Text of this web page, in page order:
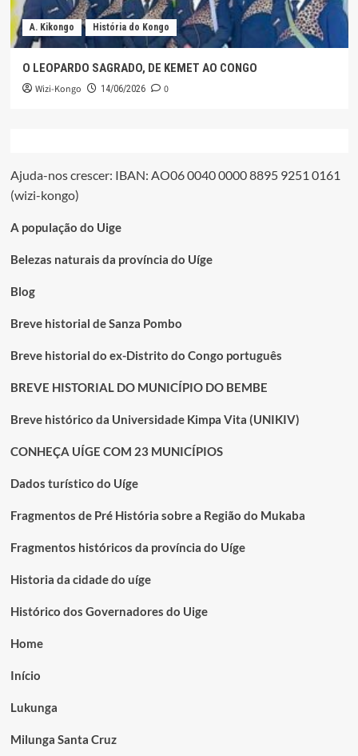
A. Kikongo História do Kongo
O LEOPARDO SAGRADO, DE KEMET AO CONGO
Wizi-Kongo 14/06/2026 0
Ajuda-nos crescer: IBAN: AO06 0040 0000 8895 9251 0161
(wizi-kongo)
A população do Uige
Belezas naturais da província do Uíge
Blog
Breve historial de Sanza Pombo
Breve historial do ex-Distrito do Congo português
BREVE HISTORIAL DO MUNICÍPIO DO BEMBE
Breve histórico da Universidade Kimpa Vita (UNIKIV)
CONHEÇA UÍGE COM 23 MUNICÍPIOS
Dados turístico do Uíge
Fragmentos de Pré História sobre a Região do Mukaba
Fragmentos históricos da província do Uíge
Historia da cidade do uíge
Histórico dos Governadores do Uige
Home
Início
Lukunga
Milunga Santa Cruz